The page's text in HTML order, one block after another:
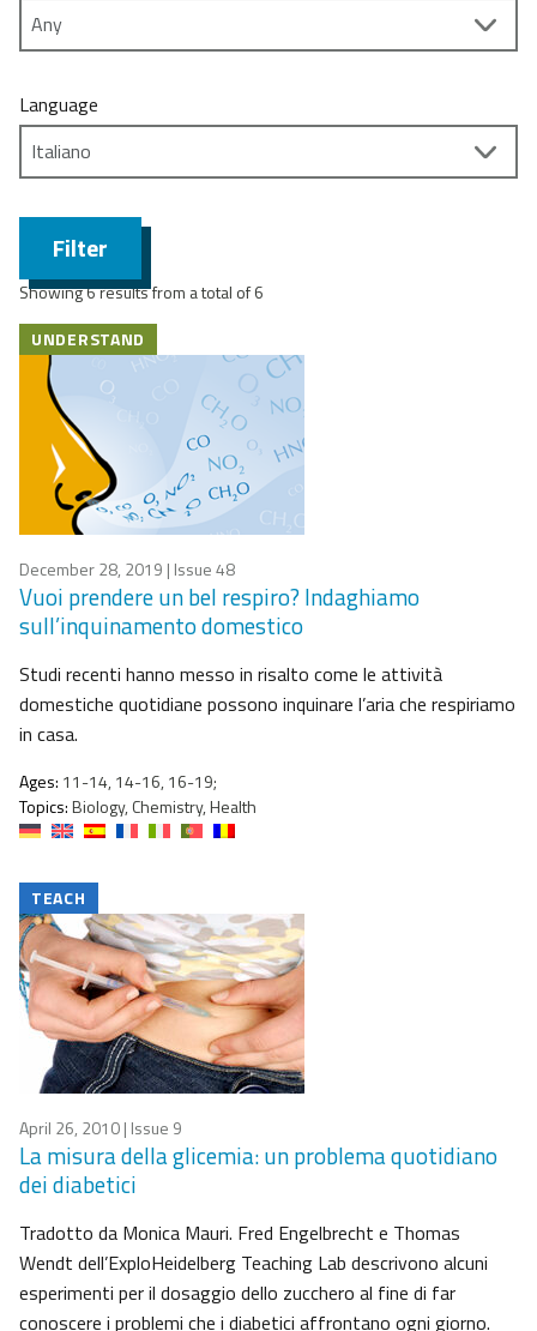
Language
Filter
Showing 6 results from a total of 6
UNDERSTAND
December 28, 2019 | Issue 48
Vuoi prendere un bel respiro? Indaghiamo
sull’inquinamento domestico
Studi recenti hanno messo in risalto come le attività
domestiche quotidiane possono inquinare l’aria che respiriamo
in casa.
Ages: 11-14, 14-16, 16-19;
Topics:Biology, Chemistry, Health
TEACH
April 26, 2010| Issue 9
La misura della glicemia: un problema quotidiano
dei diabetici
Tradotto da Monica Mauri. Fred Engelbrecht e Thomas
Wendt dell’ExploHeidelberg Teaching Lab descrivono alcuni
esperimenti per il dosaggio dello zucchero al fine di far
conoscere i problemi che i diabetici affrontano ogni giorno.